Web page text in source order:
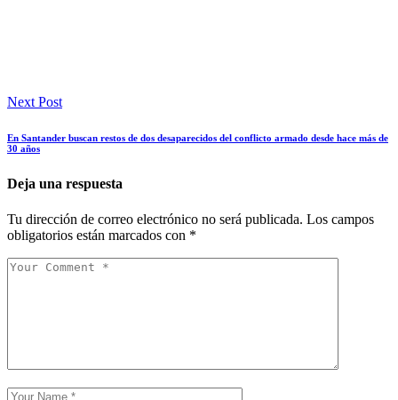
Next Post
En Santander buscan restos de dos desaparecidos del conflicto armado desde hace más de
30 años
Deja una respuesta
Tu dirección de correo electrónico no será publicada. Los campos
obligatorios están marcados con *